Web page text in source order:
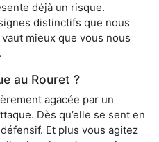
déjà un risque.
distinctifs que nous
mieux que vous nous
au Rouret ?
agacée par un
Dès qu’elle se sent en
Et plus vous agitez